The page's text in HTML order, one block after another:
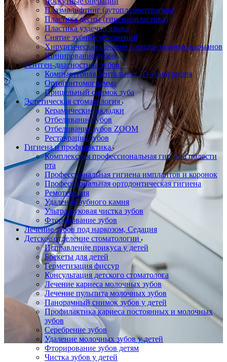
Плазмолифтинг (аутоплазмотерапия)
Пластика десны (гингивопластика)
Пластика уздечки языка
Снятие зубных отложений
Хирургическая санация пародонтальных карманов
Шинирование зубов
Рентген-диагностика зубов
Компьютерная дентальная 3D-томография
Ортопантомограмма
Прицельный снимок зуба
Эстетическая стоматология
Керамические вкладки
Отбеливание зубов
Отбеливание зубов ZOOM
Реставрация зубов
Гигиена и профилактика
Комплексная профессиональная гигиена полости
рта
Профессиональная гигиена имплантов и коронок
Профессиональная ортодонтическая гигиена
Ремотерапия
Удаление зубного камня
Ультразвуковая чистка зубов
Фторирование зубов
Лечение зубов под наркозом, Седация
Детское отделение стоматологии
Исправление прикуса у детей
Брекеты для детей
Герметизация фиссур
Консультация детского стоматолога
Лечение кариеса молочных зубов
Лечение пульпита молочных зубов
Панорамный снимок зубов у детей
Профилактика кариеса постоянных и молочных
зубов
Серебрение зубов
Удаление молочных зубов у детей
Фторирование зубов детям
Чистка зубов у детей